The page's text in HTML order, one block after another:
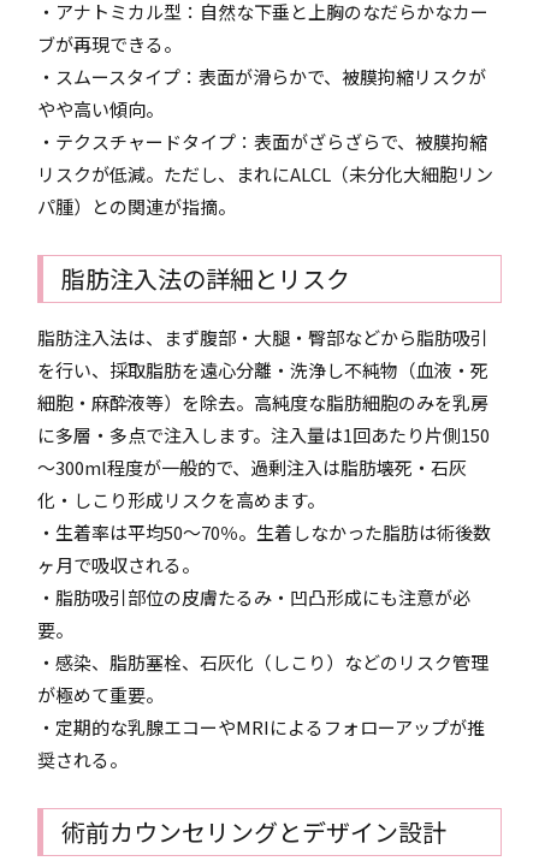
・アナトミカル型：自然な下垂と上胸のなだらかなカー
ブが再現できる。
・スムースタイプ：表面が滑らかで、被膜拘縮リスクが
やや高い傾向。
・テクスチャードタイプ：表面がざらざらで、被膜拘縮
リスクが低減。ただし、まれにALCL（未分化大細胞リン
パ腫）との関連が指摘。
脂肪注入法の詳細とリスク
脂肪注入法は、まず腹部・大腿・臀部などから脂肪吸引
を行い、採取脂肪を遠心分離・洗浄し不純物（血液・死
細胞・麻酔液等）を除去。高純度な脂肪細胞のみを乳房
に多層・多点で注入します。注入量は1回あたり片側150
～300ml程度が一般的で、過剰注入は脂肪壊死・石灰
化・しこり形成リスクを高めます。
・生着率は平均50～70％。生着しなかった脂肪は術後数
ヶ月で吸収される。
・脂肪吸引部位の皮膚たるみ・凹凸形成にも注意が必
要。
・感染、脂肪塞栓、石灰化（しこり）などのリスク管理
が極めて重要。
・定期的な乳腺エコーやMRIによるフォローアップが推
奨される。
術前カウンセリングとデザイン設計